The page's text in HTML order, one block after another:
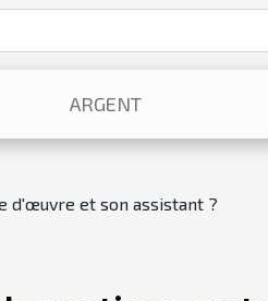
ARGENT
d'œuvre et son assistant ?